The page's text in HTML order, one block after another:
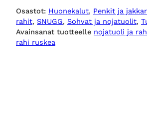
d
r
a
Osastot: Huonekalut, Penkit ja
rahit, SNUGG, Sohvat ja nojatuolit,
Avainsanat tuotteelle nojatuoli ja
rahi ruskea